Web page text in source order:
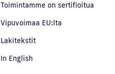
Toimintamme on sertifioitua
Vipuvoimaa EU:lta
Lakitekstit
In English